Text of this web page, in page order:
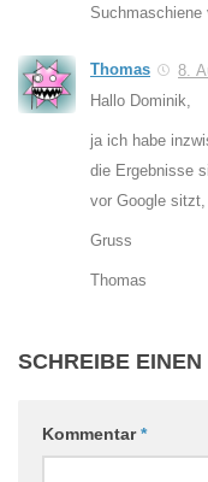
Suchmaschiene
Thomas
8.
Hallo Dominik,
ja ich habe
die Ergebnisse
vor Google
Gruss
Thomas
SCHREIBE
Kommentar*